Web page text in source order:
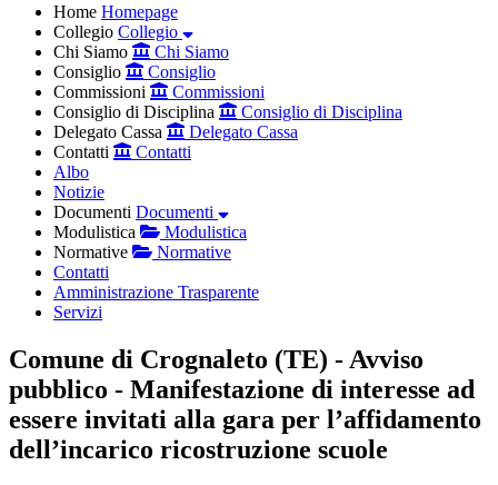
Home Homepage
Collegio Collegio
Chi Siamo
Chi Siamo
Consiglio
Consiglio
Commissioni
Commissioni
Consiglio di Disciplina
Consiglio di Disciplina
Delegato Cassa
Delegato Cassa
Contatti
Contatti
Albo
Notizie
Documenti Documenti
Modulistica
Modulistica
Normative
Normative
Contatti
Amministrazione Trasparente
Servizi
Comune di Crognaleto (TE) - Avviso
pubblico - Manifestazione di interesse ad
essere invitati alla gara per l’affidamento
dell’incarico ricostruzione scuole